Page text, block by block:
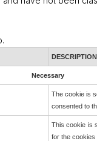
DESCRIPTION
Necessary
The cookie is
consented to
This cookie is
for the cookies